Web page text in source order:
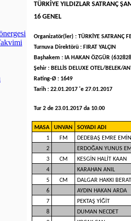
TÜRKİYE YILDIZLAR SATRANÇ
16 GENEL
Organizatör(ler) : TÜRKİYE SATRANÇ
Turnuva Direktörü : FIRAT YALÇIN
Başhakem : IA HAKAN ÖZGÜR
Şehir : BELLİS DELUXE OTEL/BELEK/
Rating-Ø : 1649
Tarih : 22.01.2017 'e 27.01.2017
Tur 2 de 23.01.2017 da 10.00
MASA UNVAN
SOYADI ADI
1
FM
DEDEBAŞ EMRE EMİN
2
ERDOĞAN YUNUS
3
CM
KESGİN HALİT KAAN
4
KARAHAN ANIL
5
CM
DALGAR HAKKI BERAT
6
AYDIN HAKAN ARDA
7
PEKTAŞ YİĞİT
8
DUMAN NECDET